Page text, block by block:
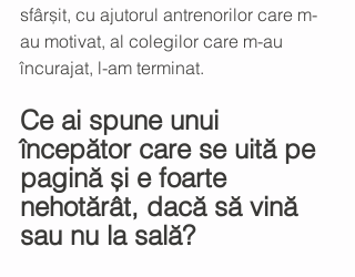
sfârșit, cu ajutorul antrenorilor care m-
au motivat, al colegilor care m-au
încurajat, l-am terminat.
Ce ai spune unui
începător care se uită pe
pagină și e foarte
nehotărât, dacă să vină
sau nu la sală?